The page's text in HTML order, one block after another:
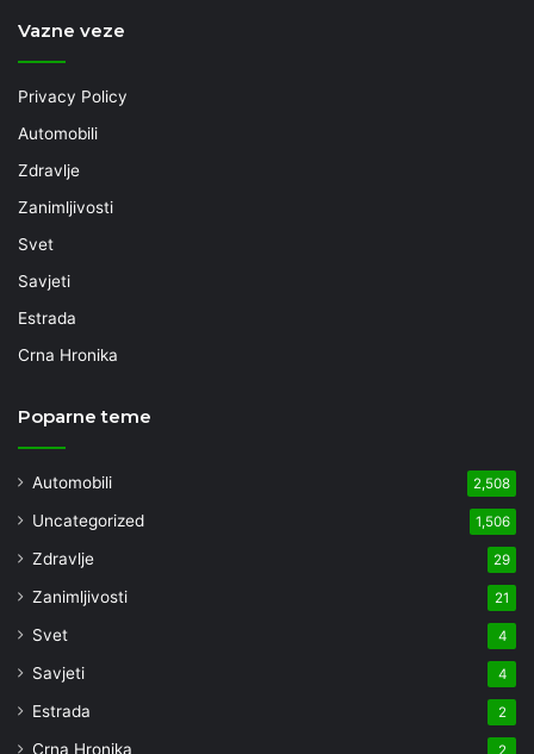
Vazne veze
Privacy Policy
Automobili
Zdravlje
Zanimljivosti
Svet
Savjeti
Estrada
Crna Hronika
Poparne teme
Automobili 2,508
Uncategorized 1,506
Zdravlje 29
Zanimljivosti 21
Svet 4
Savjeti 4
Estrada 2
Crna Hronika 2